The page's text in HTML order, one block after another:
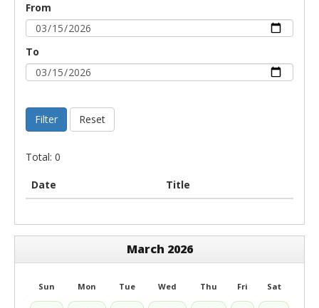
From
To
Filter Reset
Total: 0
Date Title
March 2026
Sun Mon Tue Wed Thu Fri Sat